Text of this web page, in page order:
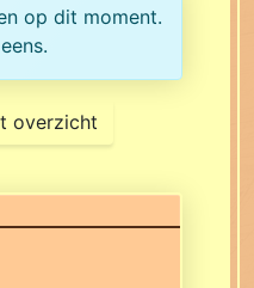
op dit moment.
overzicht